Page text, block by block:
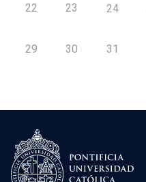
22 23 24
29 30 31